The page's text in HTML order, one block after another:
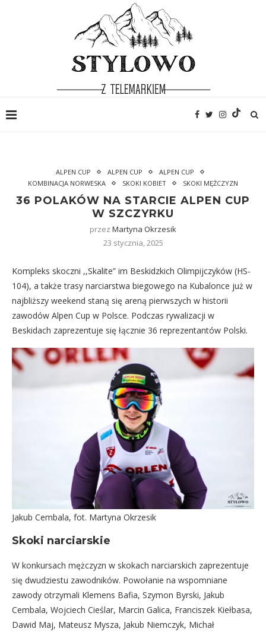
ALPEN CUP ALPEN CUP
ALPEN CUP
KOMBINACJA NORWESKA
SKOKI KOBIET SKOKI MĘŻCZYZN
36 POLAKÓW NA STARCIE ALPEN CUP
W SZCZYRKU
przez Martyna Okrzesik
23 stycznia, 2025
Kompleks skoczni ,,Skalite” im Beskidzkich Olimpijczyków (HS-
104), a także trasy narciarstwa biegowego na Kubalonce już w
najbliższy weekend staną się areną pierwszych w historii
zawodów Alpen Cup w Polsce. Podczas rywalizacji w
Beskidach zaprezentuje się łącznie 36 reprezentantów Polski.
Jakub Cembala, fot. Martyna Okrzesik
Skoki narciarskie
W konkursach mężczyzn w skokach narciarskich zaprezentuje
się dwudziestu zawodników. Powołanie na wspomniane
zawody otrzymali Klemens Bafia, Szymon Byrski, Jakub
Cembala, Wojciech Cieślar, Marcin Galica, Franciszek Kiełbasa,
Dawid Maj, Mateusz Mysza, Jakub Niemczyk, Michał